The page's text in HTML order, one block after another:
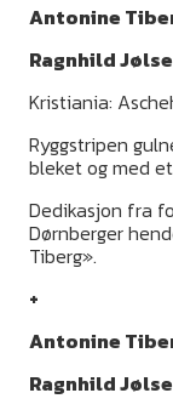
Antonine
Ragnhild
Kristiania:
Ryggstripen
bleket og med
Dedikasjon fra
Dørnberger
Tiberg».
+
Antonine
Ragnhild